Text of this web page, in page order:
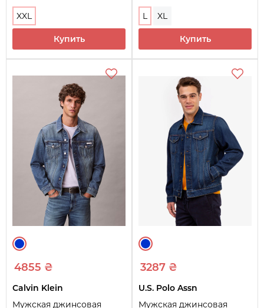
XXL
Купить
L XL
Купить
4855 ₴
Calvin Klein
Мужская джинсовая
3287 ₴
U.S. Polo Assn
Мужская джинсовая